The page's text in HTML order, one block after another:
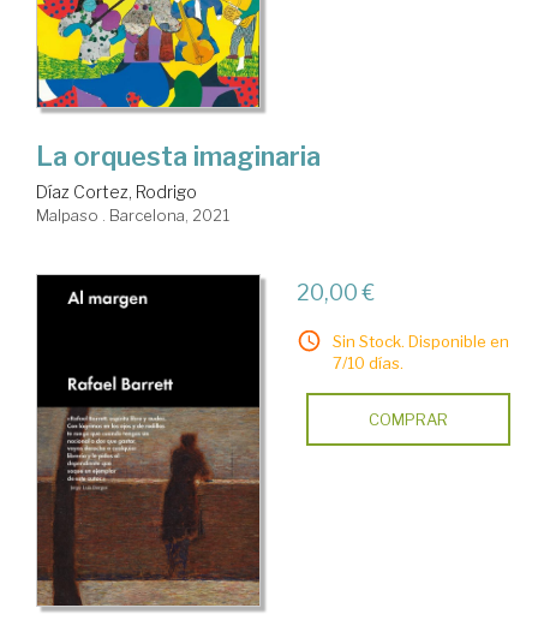
La orquesta imaginaria
Díaz Cortez, Rodrigo
Malpaso . Barcelona, 2021
20,00 €
Sin Stock. Disponible en
7/10 días.
COMPRAR